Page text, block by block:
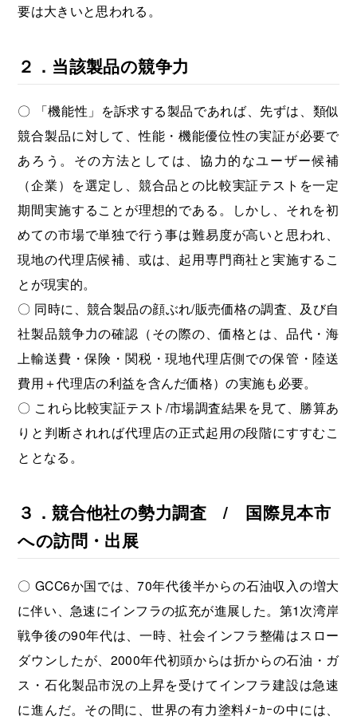
要は大きいと思われる。
２．当該製品の競争力
〇 「機能性」を訴求する製品であれば、先ずは、類似
競合製品に対して、性能・機能優位性の実証が必要で
あろう。その方法としては、協力的なユーザー候補
（企業）を選定し、競合品との比較実証テストを一定
期間実施することが理想的である。しかし、それを初
めての市場で単独で行う事は難易度が高いと思われ、
現地の代理店候補、或は、起用専門商社と実施するこ
とが現実的。
〇 同時に、競合製品の顔ぶれ/販売価格の調査、及び自
社製品競争力の確認（その際の、価格とは、品代・海
上輸送費・保険・関税・現地代理店側での保管・陸送
費用＋代理店の利益を含んだ価格）の実施も必要。
〇 これら比較実証テスト/市場調査結果を見て、勝算あ
りと判断されれば代理店の正式起用の段階にすすむこ
ととなる。
３．競合他社の勢力調査 / 国際見本市
への訪問・出展
〇 GCC6か国では、70年代後半からの石油収入の増大
に伴い、急速にインフラの拡充が進展した。第1次湾岸
戦争後の90年代は、一時、社会インフラ整備はスロー
ダウンしたが、2000年代初頭からは折からの石油・ガ
ス・石化製品市況の上昇を受けてインフラ建設は急速
に進んだ。その間に、世界の有力塗料ﾒｰｶｰの中には、